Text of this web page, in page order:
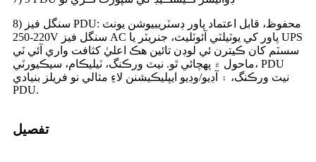
8) سنگل فيز PDU: محفوظ، قابل اعتماد پاور ڊسٽريبيوشن يونٽ
220-250V سنگل فيز AC پاور کي يوٽيلٽي آئوٽليٽ، جنريٽر يا UPS
سسٽم کان ڪيترن ئي لوڊن تائين هڪ اعليٰ کثافت واري آئي ٽي
ماحول ۾ پهچائي ٿو. نيٽ ورڪنگ، ٽيليڪام، سيڪيورٽي، PDU
نيٽ ورڪنگ، ۽ آڊيو/وڊيو ايپليڪيشنن لاءِ مثالي نو فريلز بنيادي
PDU.
تفصيل